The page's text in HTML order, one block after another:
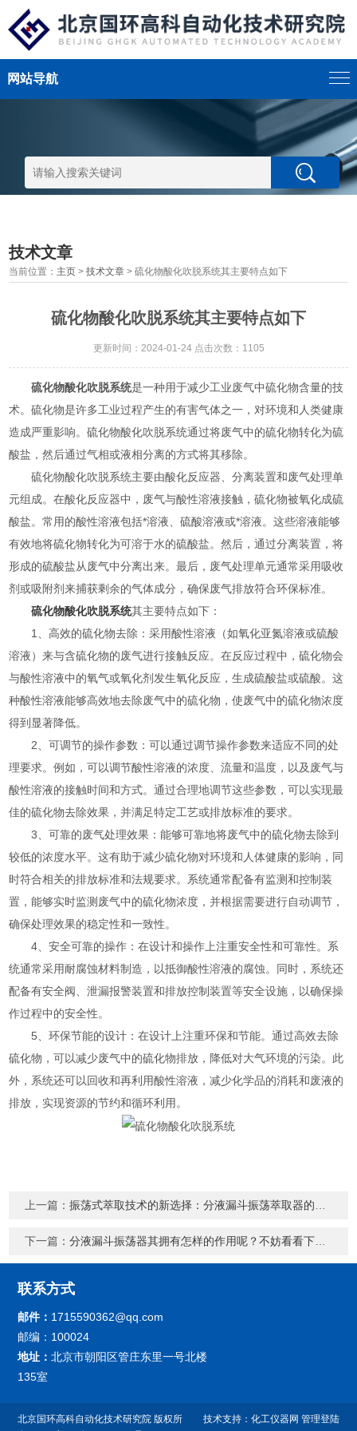
网站导航
技术文章
当前位置： 主页 >技术文章 > 硫化物酸化吹脱系统其主要特点如下
硫化物酸化吹脱系统其主要特点如下
更新时间：2024-01-24 点击次数：1105
硫化物酸化吹脱系统是一种用于减少工业废气中硫化物含量的技
术。硫化物是许多工业过程产生的有害气体之一，对环境和人类健康
造成严重影响。硫化物酸化吹脱系统通过将废气中的硫化物转化为硫
酸盐，然后通过气相或液相分离的方式将其移除。
硫化物酸化吹脱系统主要由酸化反应器、分离装置和废气处理单
元组成。在酸化反应器中，废气与酸性溶液接触，硫化物被氧化成硫
酸盐。常用的酸性溶液包括*溶液、硫酸溶液或*溶液。这些溶液能够
有效地将硫化物转化为可溶于水的硫酸盐。然后，通过分离装置，将
形成的硫酸盐从废气中分离出来。最后，废气处理单元通常采用吸收
剂或吸附剂来捕获剩余的气体成分，确保废气排放符合环保标准。
硫化物酸化吹脱系统其主要特点如下：
1、高效的硫化物去除：采用酸性溶液（如氧化亚氮溶液或硫酸
溶液）来与含硫化物的废气进行接触反应。在反应过程中，硫化物会
与酸性溶液中的氧气或氧化剂发生氧化反应，生成硫酸盐或硫酸。这
种酸性溶液能够高效地去除废气中的硫化物，使废气中的硫化物浓度
得到显著降低。
2、可调节的操作参数：可以通过调节操作参数来适应不同的处
理要求。例如，可以调节酸性溶液的浓度、流量和温度，以及废气与
酸性溶液的接触时间和方式。通过合理地调节这些参数，可以实现最
佳的硫化物去除效果，并满足特定工艺或排放标准的要求。
3、可靠的废气处理效果：能够可靠地将废气中的硫化物去除到
较低的浓度水平。这有助于减少硫化物对环境和人体健康的影响，同
时符合相关的排放标准和法规要求。系统通常配备有监测和控制装
置，能够实时监测废气中的硫化物浓度，并根据需要进行自动调节，
确保处理效果的稳定性和一致性。
4、安全可靠的操作：在设计和操作上注重安全性和可靠性。系
统通常采用耐腐蚀材料制造，以抵御酸性溶液的腐蚀。同时，系统还
配备有安全阀、泄漏报警装置和排放控制装置等安全设施，以确保操
作过程中的安全性。
5、环保节能的设计：在设计上注重环保和节能。通过高效去除
硫化物，可以减少废气中的硫化物排放，降低对大气环境的污染。此
外，系统还可以回收和再利用酸性溶液，减少化学品的消耗和废液的
排放，实现资源的节约和循环利用。
上一篇：振荡式萃取技术的新选择：分液漏斗振荡萃取器的优势与应用
下一篇：分液漏斗振荡器其拥有怎样的作用呢？不妨看看下文！
联系方式
邮件： 1715590362@qq.com
邮编：100024
地址：北京市朝阳区管庄东里一号北楼
135室
技术支持： 化工仪器网 管理登陆
北京国环高科自动化技术研究院 版权所